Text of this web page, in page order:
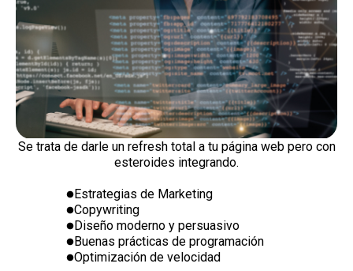
Se trata de darle un refresh total a tu página web pero con
esteroides integrando.
Estrategias de Marketing
Copywriting
Diseño moderno y persuasivo
Buenas prácticas de programación
Optimización de velocidad